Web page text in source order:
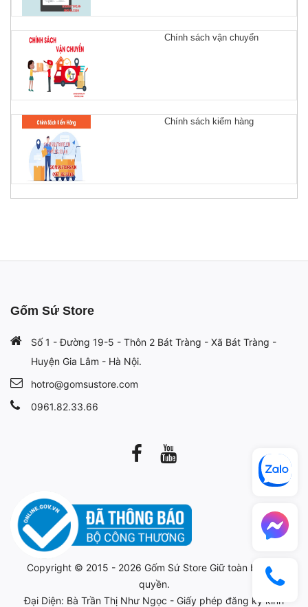
Chính sách vận chuyển
Chính sách kiểm hàng
Gốm Sứ Store
Số 1 - Đường 19-5 - Thôn 2 Bát Tràng - Xã Bát Tràng -
Huyện Gia Lâm - Hà Nội.
hotro@gomsustore.com
0961.82.33.66
Copyright © 2015 - 2026 Gốm Sứ StoreGiữ toàn bộ bản
quyền.
Đại Diện: Bà Trần Thị Như Ngọc - Giấy phép đăng ký kinh